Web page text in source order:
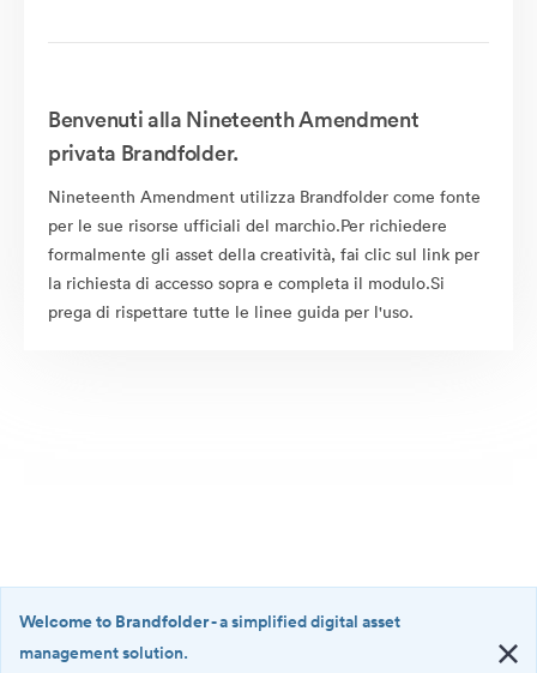
Benvenuti alla Nineteenth Amendment
privata Brandfolder.
Nineteenth Amendment utilizza Brandfolder come fonte
per le sue risorse ufficiali del marchio.Per richiedere
formalmente gli asset della creatività, fai clic sul link per
la richiesta di accesso sopra e completa il modulo.Si
prega di rispettare tutte le linee guida per l'uso.
Welcome to Brandfolder- a simplified digital asset
management solution.